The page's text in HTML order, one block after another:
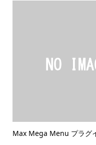
Max Mega Menu プラグ